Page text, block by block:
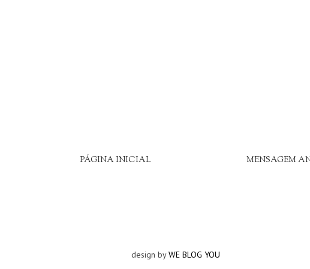
MENSAGEM
PÁGINA INICIAL
design byWE BLOG YOU